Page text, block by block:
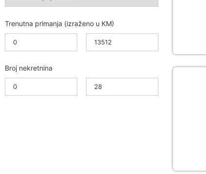
Trenutna primanja (izraženo u KM)
Broj nekretnina